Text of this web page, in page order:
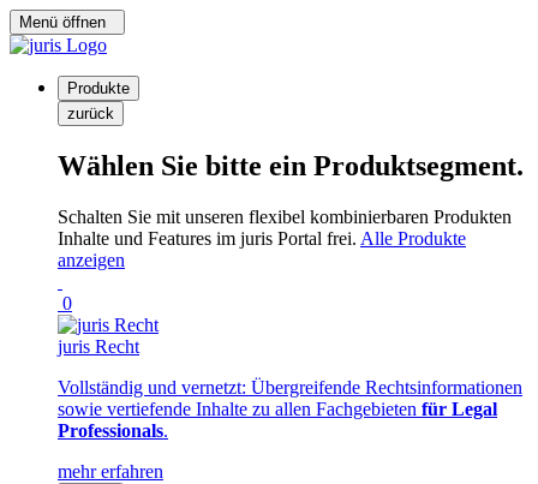
Menü öffnen
Produkte
zurück
Wählen Sie bitte ein Produktsegment.
Schalten Sie mit unseren flexibel kombinierbaren Produkten
Inhalte und Features im juris Portal frei. Alle Produkte
anzeigen
0
juris Recht
Vollständig und vernetzt: Übergreifende Rechtsinformationen
sowie vertiefende Inhalte zu allen Fachgebieten für Legal
Professionals.
mehr erfahren